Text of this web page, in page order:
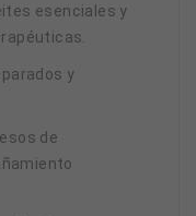
esenciales y
y
de